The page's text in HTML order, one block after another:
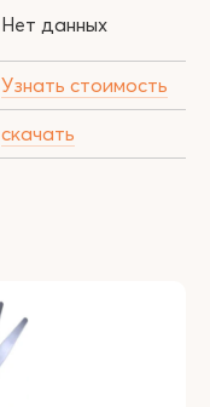
Нет данных
Узнать стоимость
скачать